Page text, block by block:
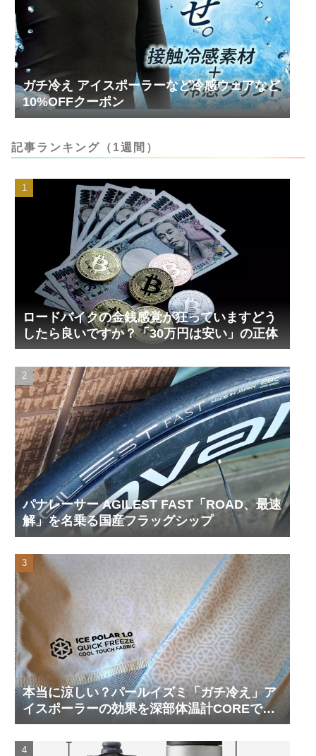
ガチ冷え アイスポーラーなど冷感ウェアなど
10%OFFクーポン
記事ランキング（1週間）
ロードバイクの金銭感覚が狂っていますどう
したら良いですか？「30万円は安い」の正体
パナレーサー AGILEST FAST「ROAD、最速
解」を名乗る国産フラッグシップ
本当に涼しい？パールイズミ「ガチ冷え」ア
イスポーラーの効果を深部体温計COREで測
ってみた